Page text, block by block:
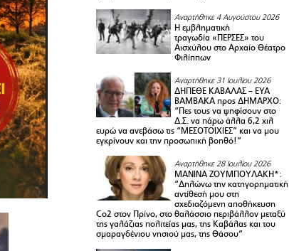
Αναρτήθηκε 4 Αυγούστου 2026
Η εμβληματική
τραγωδία «ΠΕΡΣΕΣ» του
Αισχύλου στο Αρχαίο Θέατρο
Φιλίππων
Αναρτήθηκε 31 Ιουλίου 2026
ΔΗΠΕΘΕ ΚΑΒΑΛΑΣ – ΕΥΑ
ΒΑΜΒΑΚΑ προς ΔΗΜΑΡΧΟ:
“Πες τους να ψηφίσουν στο
Δ.Σ. να πάρω άλλα 6,2 χιλ
ευρώ να ανεβάσω τις “ΜΕΣΟΤΟΙΧΙΕΣ” και να μου
εγκρίνουν και την προσωπική βοηθό!”
Αναρτήθηκε 28 Ιουλίου 2026
ΜΑΝΙΝΑ ΖΟΥΜΠΟΥΛΑΚΗ*:
“Δηλώνω την κατηγορηματική
αντίθεσή μου στη
σχεδιαζόμενη αποθήκευση
Co2 στον Πρίνο, στο θαλάσσιο περιβάλλον μεταξύ
της γαλάζιας πολιτείας μας, της Καβάλας και του
σμαραγδένιου νησιού μας, της Θάσου”